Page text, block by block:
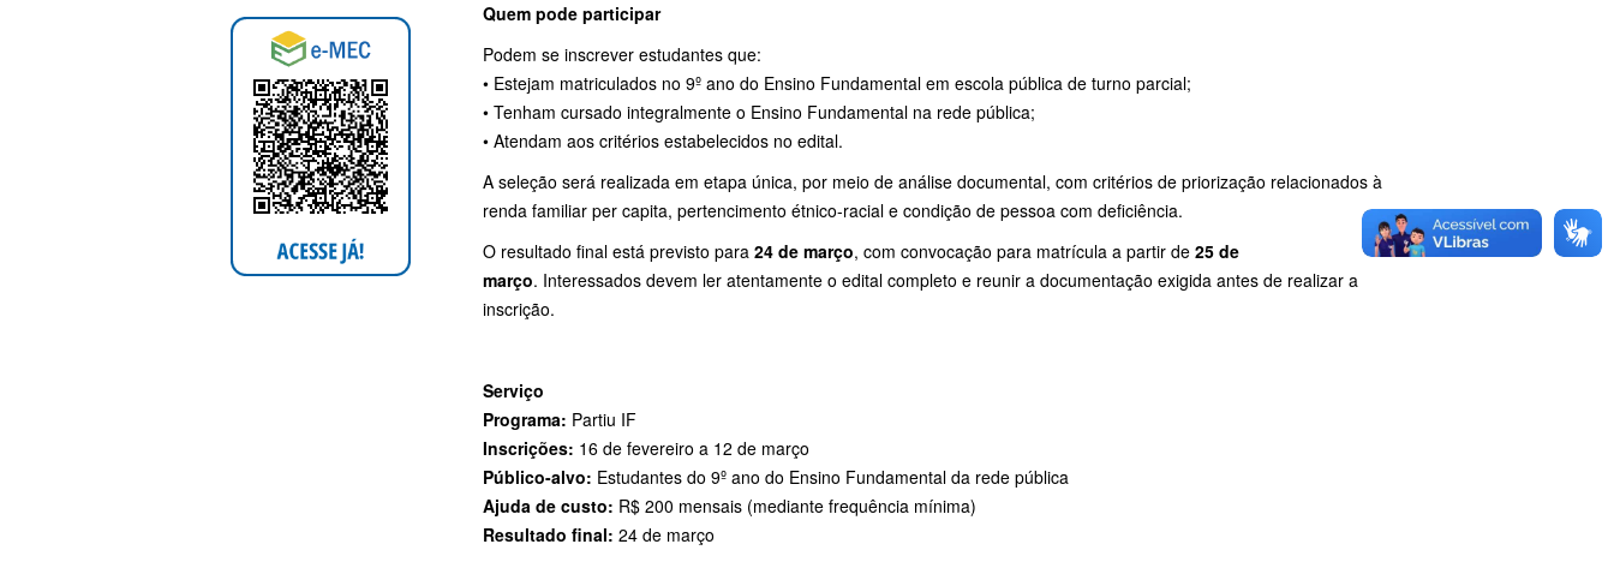
Quem pode participar
Podem se inscrever estudantes que:
• Estejam matriculados no 9º ano do Ensino Fundamental em escola pública de turno parcial;
• Tenham cursado integralmente o Ensino Fundamental na rede pública;
• Atendam aos critérios estabelecidos no edital.
A seleção será realizada em etapa única, por meio de análise documental, com critérios de priorização relacionados à
renda familiar per capita, pertencimento étnico-racial e condição de pessoa com deficiência.
O resultado final está previsto para 24 de março, com convocação para matrícula a partir de 25 de
março. Interessados devem ler atentamente o edital completo e reunir a documentação exigida antes de realizar a
inscrição.
Serviço
Programa: Partiu IF
Inscrições: 16 de fevereiro a 12 de março
Público-alvo: Estudantes do 9º ano do Ensino Fundamental da rede pública
Ajuda de custo: R$ 200 mensais (mediante frequência mínima)
Resultado final: 24 de março